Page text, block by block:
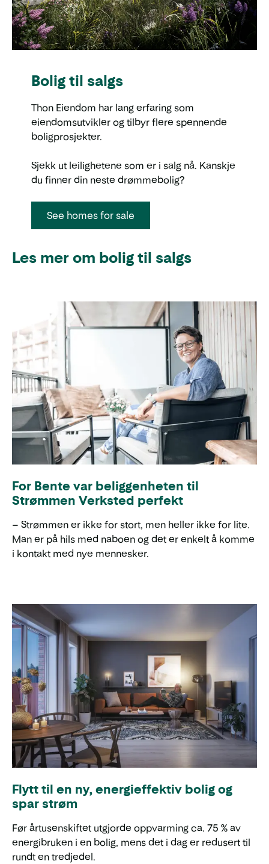
Bolig til salgs
Thon Eiendom har lang erfaring som
eiendomsutvikler og tilbyr flere spennende
boligprosjekter.
Sjekk ut leilighetene som er i salg nå. Kanskje
du finner din neste drømmebolig?
See homes for sale
Les mer om bolig til salgs
For Bente var beliggenheten til
Strømmen Verksted perfekt
– Strømmen er ikke for stort, men heller ikke for lite.
Man er på hils med naboen og det er enkelt å komme
i kontakt med nye mennesker.
Flytt til en ny, energieffektiv bolig og
spar strøm
Før årtusenskiftet utgjorde oppvarming ca. 75 % av
energibruken i en bolig, mens det i dag er redusert til
rundt en tredjedel.